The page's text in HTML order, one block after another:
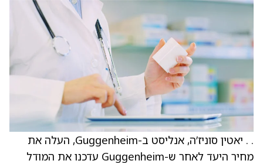
. . יאטין סוניז’ה, אנליסט ב-Guggenheim, העלה את
מחיר היעד לאחר ש-Guggenheim עדכנו את המודל